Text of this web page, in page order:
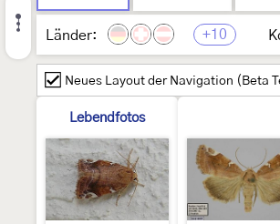
Länder: +10
Neues Layout der Navigation (Beta
Lebendfotos